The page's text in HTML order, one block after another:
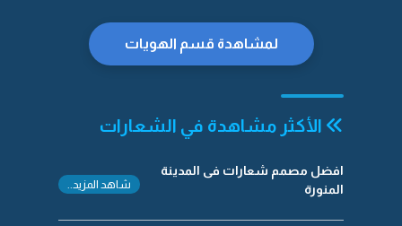
لمشاهدة قسم الهويات
الأكثر مشاهدة في الشعارات
افضل مصمم شعارات فى المدينة
المنورة
شاهد المزيد..